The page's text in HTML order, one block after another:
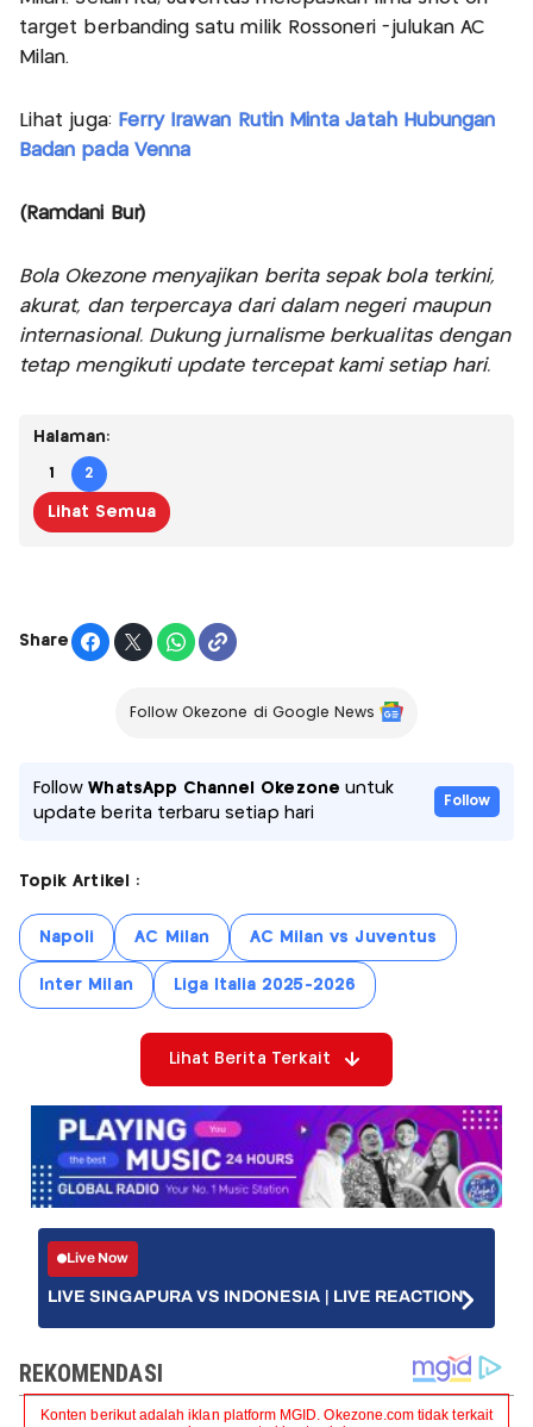
target berbanding satu milik Rossoneri -julukan AC
Milan.
Lihat juga: Ferry Irawan Rutin Minta Jatah Hubungan
Badan pada Venna
(Ramdani Bur)
Bola Okezone menyajikan berita sepak bola terkini,
akurat, dan terpercaya dari dalam negeri maupun
internasional. Dukung jurnalisme berkualitas dengan
tetap mengikuti update tercepat kami setiap hari.
Halaman:
1 2
Lihat Semua
Share
Follow Okezone di Google News
FollowWhatsApp Channel Okezone untuk
update berita terbaru setiap hari
Follow
Topik Artikel :
Napoli AC Milan AC Milan vs Juventus
Inter Milan Liga Italia 2025-2026
Lihat Berita Terkait
Live Now
LIVE SINGAPURA VS INDONESIA | LIVE REACTION